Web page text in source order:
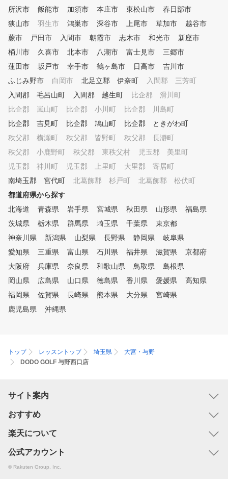
所沢市
飯能市 加須市 本庄市 東松山市
春日部市
狭山市
羽生市 鴻巣市 深谷市 上尾市 草加市
越谷市
蕨市
戸田市 入間市 朝霞市 志木市 和光市
新座市
桶川市
久喜市 北本市 八潮市 富士見市
三郷市
蓮田市
坂戸市 幸手市 鶴ヶ島市 日高市
吉川市
ふじみ野市
白岡市 北足立郡 伊奈町
入間郡 三芳町
入間郡 毛呂山町
入間郡 越生町
比企郡 滑川町
比企郡 嵐山町
比企郡 小川町
比企郡 川島町
比企郡 吉見町
比企郡 鳩山町
比企郡 ときがわ町
秩父郡 横瀬町
秩父郡 皆野町
秩父郡 長瀞町
秩父郡 小鹿野町
秩父郡 東秩父村
児玉郡 美里町
児玉郡 神川町
児玉郡 上里町
大里郡 寄居町
南埼玉郡 宮代町
北葛飾郡 杉戸町
北葛飾郡 松伏町
都道府県から探す
北海道
青森県 岩手県 宮城県 秋田県 山形県
福島県
茨城県
栃木県 群馬県 埼玉県 千葉県
東京都
神奈川県
新潟県 山梨県 長野県 静岡県
岐阜県
愛知県
三重県 富山県 石川県 福井県 滋賀県
京都府
大阪府
兵庫県 奈良県 和歌山県 鳥取県
島根県
岡山県
広島県 山口県 徳島県 香川県 愛媛県
高知県
福岡県
佐賀県 長崎県 熊本県 大分県
宮崎県
鹿児島県
沖縄県
トップ レッスントップ 埼玉県
大宮・与野
DODO GOLF 与野西口店
サイト案内
おすすめ
楽天について
公式アカウント
© Rakuten Group, Inc.